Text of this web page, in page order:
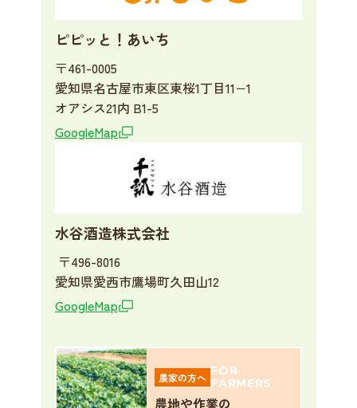
ピピッと！あいち
〒461-0005
愛知県名古屋市東区東桜1丁目11−1
オアシス21内 B1-5
GoogleMap
水谷酒造株式会社
〒496-8016
愛知県愛西市鷹場町久田山12
GoogleMap
農家の方へ FOR
FARMERS
農地や⁩作業の